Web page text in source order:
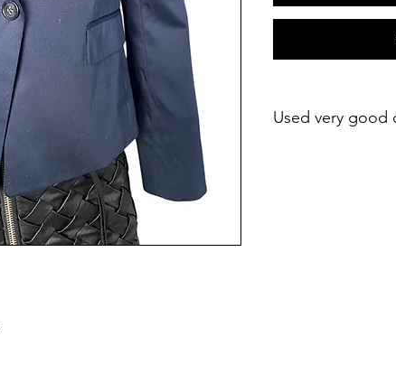
Used very good